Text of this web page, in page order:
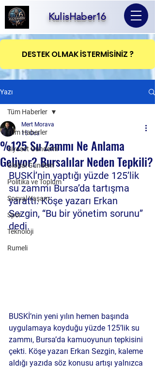
KulisHaber16
DESTEK OLMAK İSTERMİSİNİZ ?
Yazı
Tüm Haberler
Siyaset Gündemi
Global Gündem
Politika ve Toplum
Sosyal Yaşam
Spor
Teknoloji
Rumeli
Tüm Haberler
%125 Su Zammı Ne Anlama
Geliyor? Bursalılar Neden Tepkili?
Mert Morava
15 Oca
BUSKİ’nin yaptığı yüzde 125’lik
su zammı Bursa’da tartışma
yarattı. Köşe yazarı Erkan
Sezgin, “Bu bir yönetim sorunu”
dedi.
BUSKİ’nin yeni yılın hemen başında
uygulamaya koyduğu yüzde 125’lik su
zammı, Bursa’da kamuoyunun tepkisini
çekti. Köşe yazarı Erkan Sezgin, kaleme
aldığı yazıda söz konusu artışı yalnızca